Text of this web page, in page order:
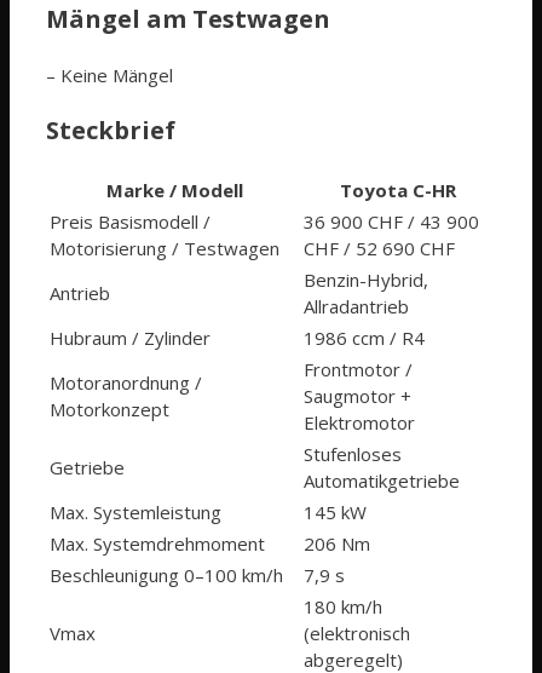
Mängel am Testwagen
– Keine Mängel
Steckbrief
Marke / Modell
Toyota C-HR
Preis Basismodell /
Motorisierung / Testwagen
36 900 CHF / 43 900
CHF / 52 690 CHF
Antrieb
Benzin-Hybrid,
Allradantrieb
Hubraum / Zylinder
1986 ccm / R4
Motoranordnung /
Motorkonzept
Frontmotor /
Saugmotor +
Elektromotor
Getriebe
Stufenloses
Automatikgetriebe
Max. Systemleistung
145 kW
Max. Systemdrehmoment
206 Nm
Beschleu­nigung 0–100 km/h
7,9 s
Vmax
180 km/h
(elektronisch
abgeregelt)